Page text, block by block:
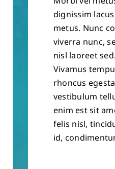
dignissim
metus. Nunc
viverra nunc,
nisl laoreet
Vivamus
rhoncus
vestibulum
enim est sit
felis nisl,
id,